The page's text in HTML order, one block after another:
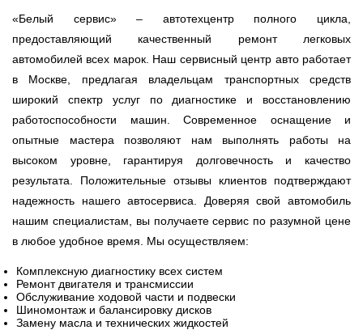
CHEVROLET CHRYSLER CITRO?N
DAIHATSU DATSUN DERWAYS
DODGE FAW
FORD USA GAZ
«Белый сервис» – автотехцентр полного цикла,
предоставляющий качественный ремонт легковых
автомобилей всех марок. Наш сервисный центр авто работает
в Москве, предлагая владельцам транспортных средств
широкий спектр услуг по диагностике и восстановлению
работоспособности машин. Современное оснащение и
опытные мастера позволяют нам выполнять работы на
высоком уровне, гарантируя долговечность и качество
результата. Положительные отзывы клиентов подтверждают
надежность нашего автосервиса. Доверяя свой автомобиль
нашим специалистам, вы получаете сервис по разумной цене
в любое удобное время. Мы осуществляем:
Комплексную диагностику всех систем
Ремонт двигателя и трансмиссии
Обслуживание ходовой части и подвески
Шиномонтаж и балансировку дисков
Замену масла и технических жидкостей